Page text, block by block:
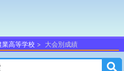
高等学校 大会別成績